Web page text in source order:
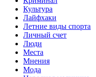
Культура
Лайфхаки
Летние виды спорта
Личный счет
Люди
Места
Мнения
Мода